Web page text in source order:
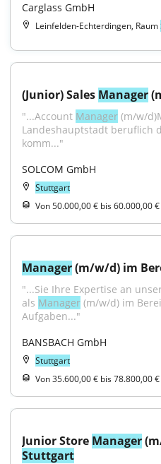
Carglass GmbH
Leinfelden-Echterdingen, Raum
(Junior) Sales Manager
"...Account Manager (m/w/
Landeshauptstadt beruflich
komm..."
SOLCOM GmbH
Stuttgart
Von 50.000,00 € bis 60.000,00 €
Manager (m/w/d) im
"...Sie Ihre Expertise an
als Manager (m/w/d) im
Aufgaben..."
BANSBACH GmbH
Stuttgart
Von 35.600,00 € bis 78.800,00 €
Junior Store Manager
Stuttgart